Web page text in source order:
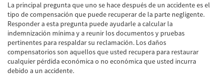
Compensación por Accidentes de Auto
Cobertura de Seguro de Automóvil
Condiciones Peligrosas de la Carretera
La principal pregunta que uno se hace después de un accidente es el
tipo de compensación que puede recuperar de la parte negligente.
Responder a esta pregunta puede ayudarle a calcular la
indemnización mínima y a reunir los documentos y pruebas
pertinentes para respaldar su reclamación. Los daños
compensatorios son aquellos que usted recupera para restaurar
cualquier pérdida económica o no económica que usted incurra
debido a un accidente.